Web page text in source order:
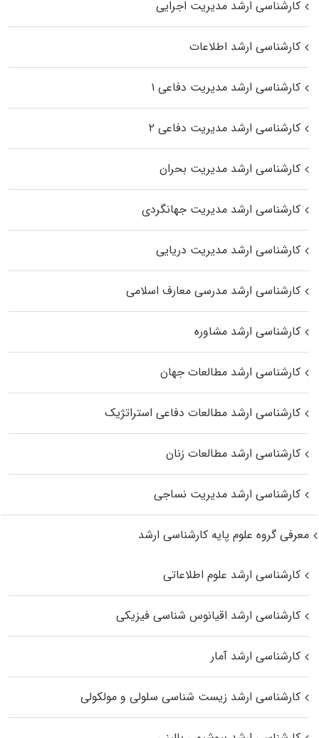
کارشناسی ارشد مدیریت اجرایی
کارشناسی ارشد اطلاعات
کارشناسی ارشد مدیریت دفاعی ۱
کارشناسی ارشد مدیریت دفاعی ۲
کارشناسی ارشد مدیریت بحران
کارشناسی ارشد مدیریت جهانگردی
کارشناسی ارشد مدیریت دریایی
کارشناسی ارشد مدرسی معارف اسلامی
کارشناسی ارشد مشاوره
کارشناسی ارشد مطالعات جهان
کارشناسی ارشد مطالعات دفاعی استراتژیک
کارشناسی ارشد مطالعات زنان
کارشناسی ارشد مدیریت نساجی
معرفی گروه علوم پایه کارشناسی ارشد
کارشناسی ارشد علوم اطلاعاتی
کارشناسی ارشد اقیانوس‌ شناسی فیزیکی
کارشناسی ارشد آمار
کارشناسی ارشد زیست شناسی سلولی و مولکولی